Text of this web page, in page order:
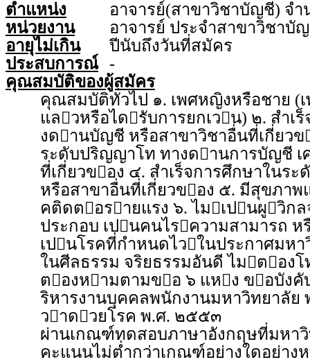
ตำแหน่ง
อาจารย์(สาขาวิชาบัญชี) จำ
หน่วยงาน
อาจารย์ ประจำสาขาวิชาบั
อายุไม่เกิน
ปีนับถึงวันที่สมัคร
ประสบการณ์
-
คุณสมบัติของผู้สมัคร
คุณสมบัติทั่วไป ๑. เพศหญิงหรือชาย (
แลวหรือไดรับการยกเวน) ๒. สำ
งดานบัญชี หรือสาขาวิชาอื่นที่เกี่ยวข
ระดับปริญญาโท ทางดานการบัญชี เ
ที่เกี่ยวของ ๔. สำเร็จการศึกษาใน
หรือสาขาอื่นที่เกี่ยวของ ๕. มีสุขภาพ
คติดตอรายแรง ๖. ไมเปนผูวิ
ประกอบ เปนคนไรความสามารถ
เปนโรคที่กำหนดไวในประกาศมห
ในศีลธรรม จริยธรรมอันดี ไมตอ
ตองหามตามขอ ๖ แหง ขอบัง
ริหารงานบุคคลพนักงานมหาวิทยาลั
วาดวยโรค พ.ศ. ๒๕๕๓
ผ่านเกณฑ์ทดสอบภาษาอังกฤษที่มหา
คะแนนไม่ต่ำกว่าเกณฑ์อย่างใดอย่าง